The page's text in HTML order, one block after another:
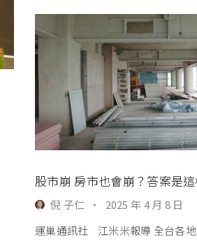
股市崩 房市也會崩？答案是
倪 子仁 ·
2025 年 4 月 8 日
運巢通訊社 江米米報導 全台各